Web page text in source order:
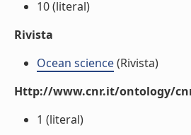
10 (literal)
Rivista
Ocean science(Rivista)
Http://www.cnr.it/ontology/
1 (literal)